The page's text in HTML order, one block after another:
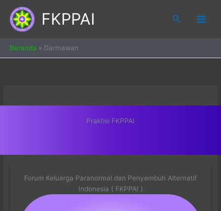
content
FKPPAI Search
Beranda » Darmawan
Praktisi FKPPAI
Forum Keluarga Paranormal dan Penyembuh Alternatif
Indonesia ( FKPPAI )